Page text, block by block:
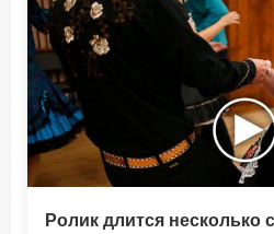
Ролик длится несколько